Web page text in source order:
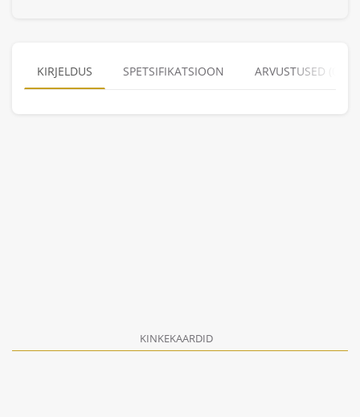
KIRJELDUS SPETSIFIKATSIOON ARVUSTUSED (0)
KINKEKAARDID